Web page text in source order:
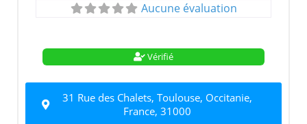
Aucune évaluation
Vérifié
31 Rue des Chalets, Toulouse, Occitanie,
France, 31000